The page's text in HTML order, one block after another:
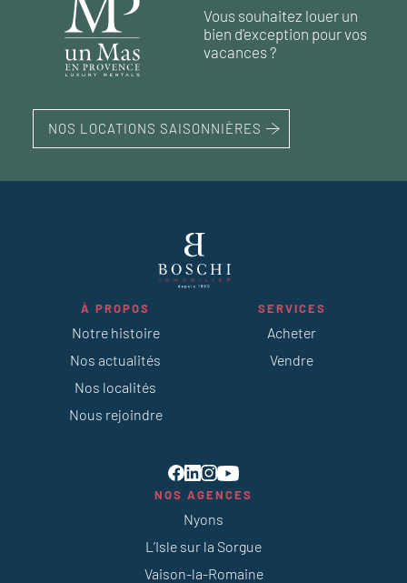
90 m²
45 m²
63 m² 2
Vous souhaitez louer un
bien d'exception pour vos
vacances ?
NOS LOCATIONS SAISONNIÈRES
À PROPOS
Notre histoire
Nos actualités
Nos localités
Nous rejoindre
SERVICES
Acheter
Vendre
NOS AGENCES
Nyons
L’Isle sur la Sorgue
Vaison-la-Romaine